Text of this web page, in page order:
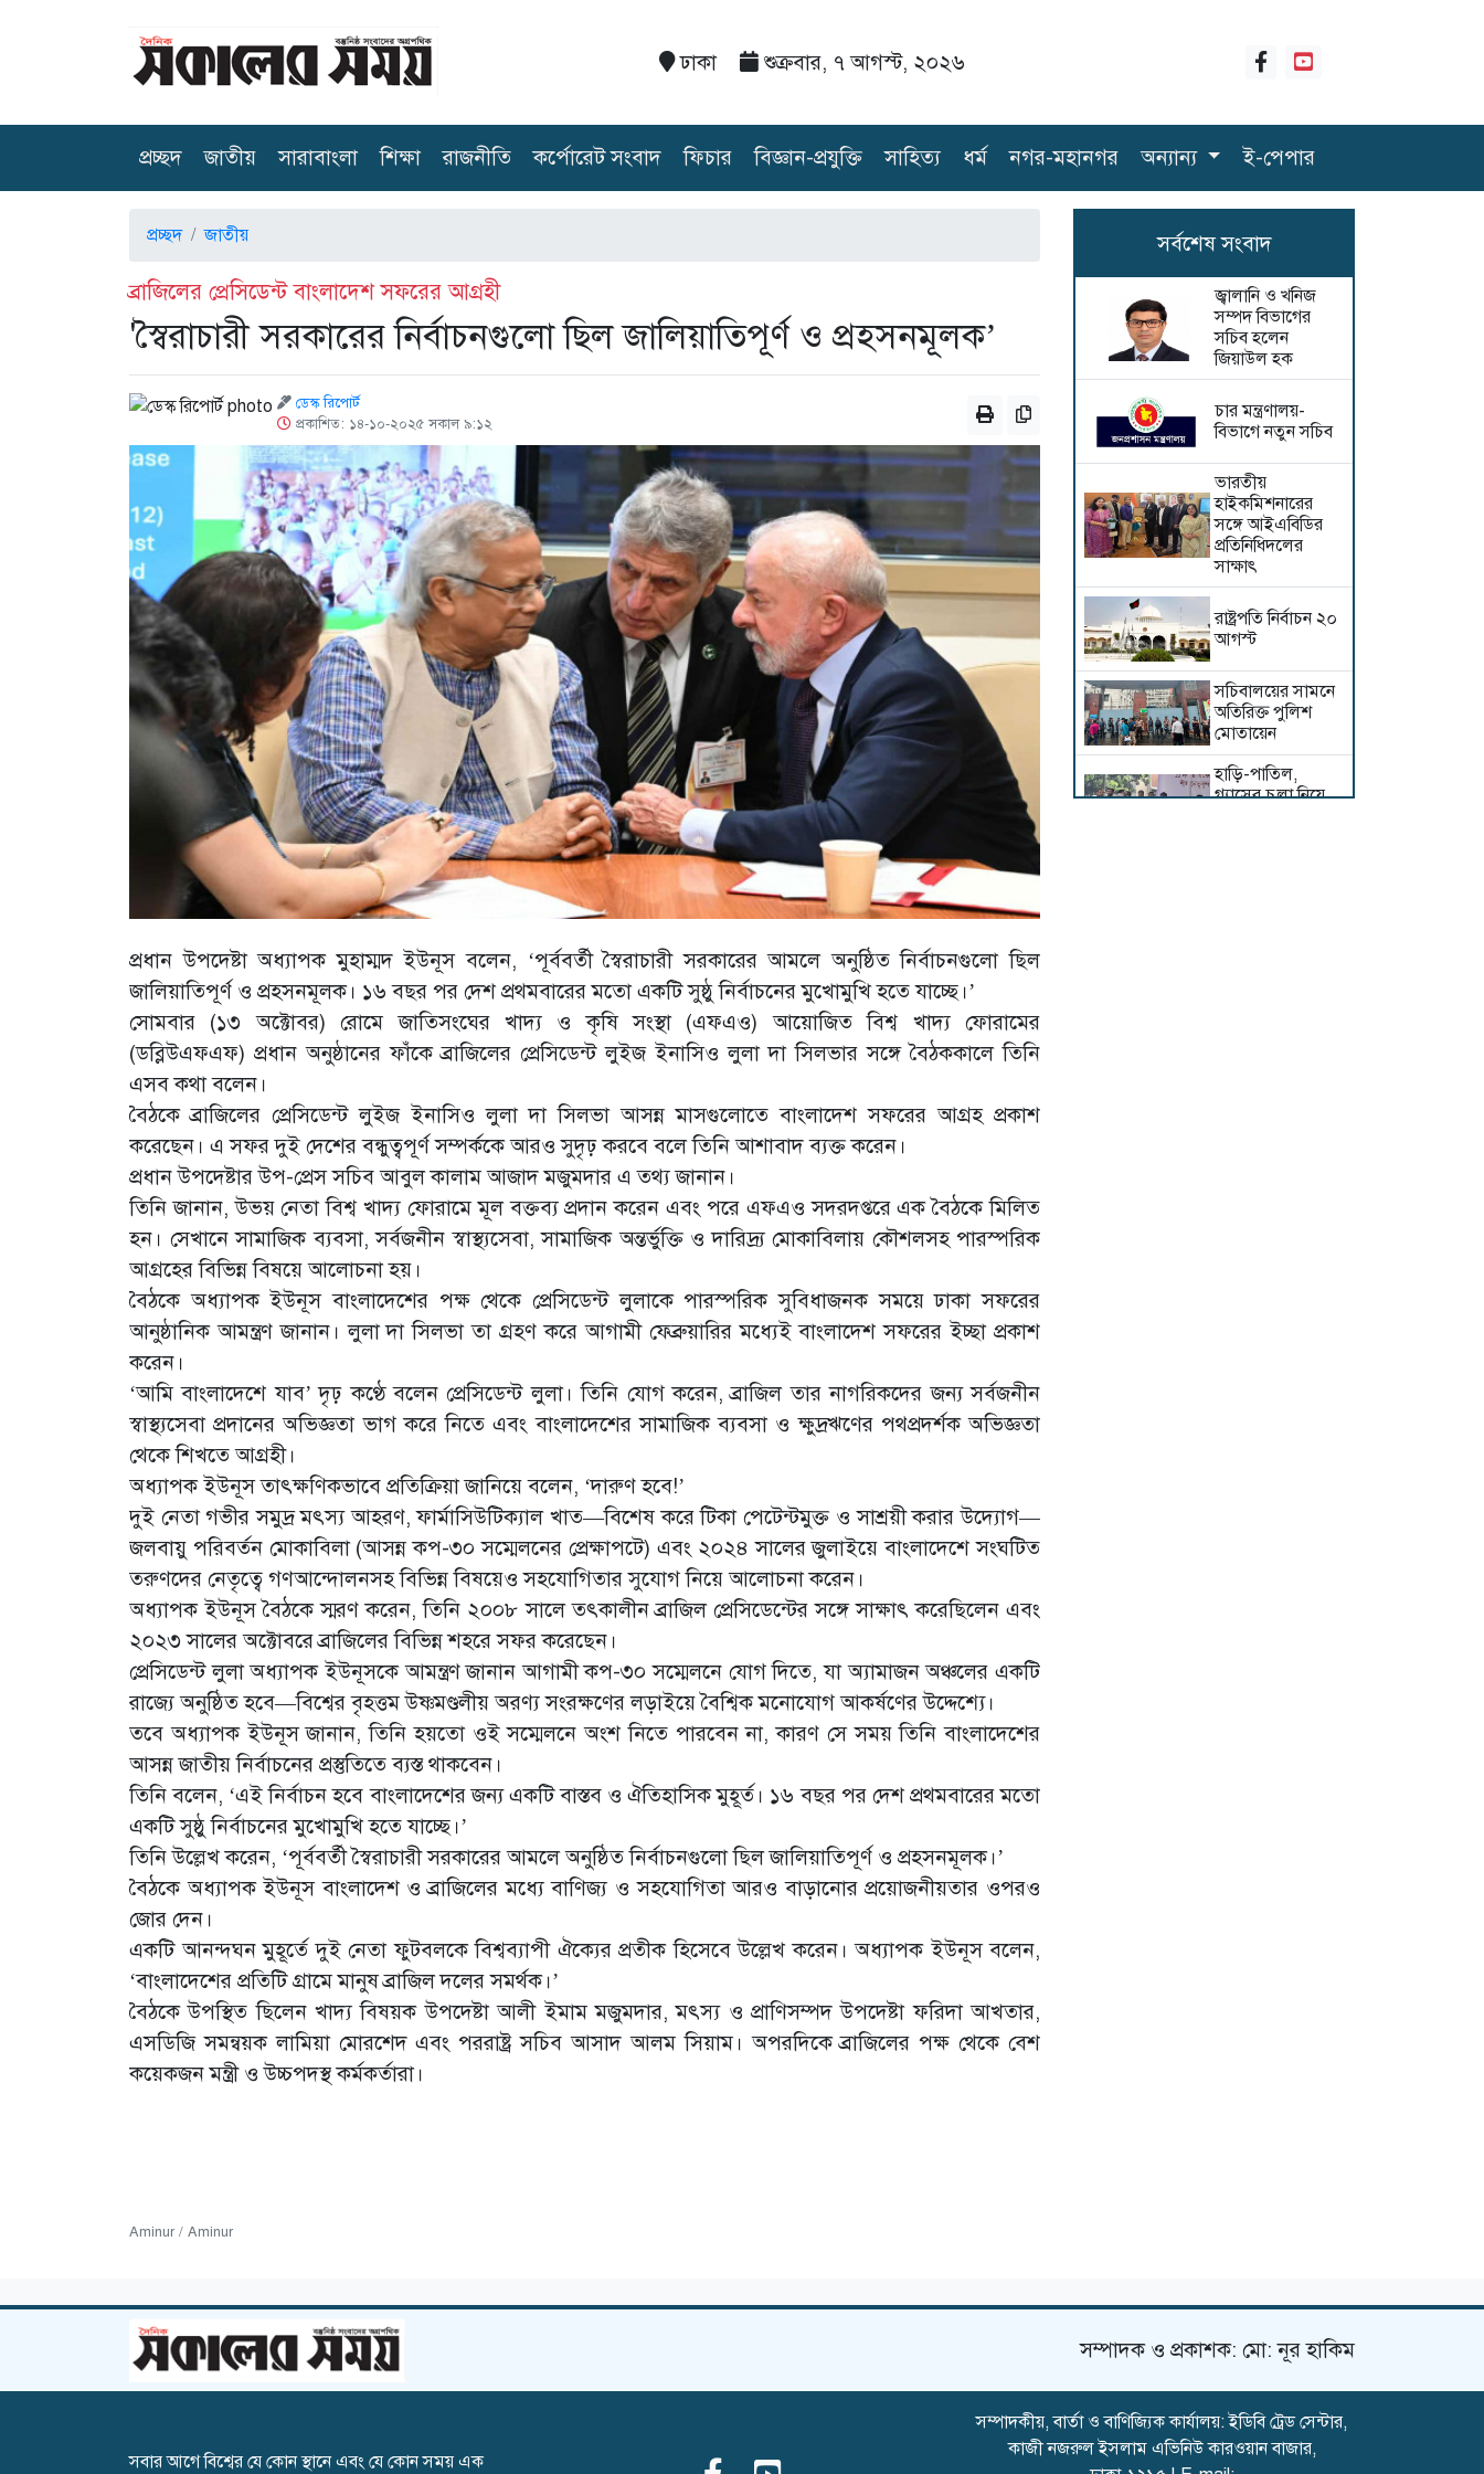
ঢাকা শুক্রবার, ৭ আগস্ট, ২০২৬
প্রচ্ছদ(current)
জাতীয় সারাবাংলা শিক্ষা রাজনীতি কর্পোরেট সংবাদ ফিচার বিজ্ঞান-প্রযুক্তি সাহিত্য ধর্ম নগর-মহানগর অন্যান্য ই-পেপার
প্রচ্ছদ জাতীয়
ব্রাজিলের প্রেসিডেন্ট বাংলাদেশ সফরের আগ্রহী
'স্বৈরাচারী সরকারের নির্বাচনগুলো ছিল জালিয়াতিপূর্ণ ও প্রহসনমূলক’
ডেস্ক রিপোর্ট
প্রকাশিত: ১৪-১০-২০২৫ সকাল ৯:১২
প্রধান উপদেষ্টা অধ্যাপক মুহাম্মদ ইউনূস বলেন, ‘পূর্ববর্তী স্বৈরাচারী সরকারের আমলে অনুষ্ঠিত নির্বাচনগুলো ছিল
জালিয়াতিপূর্ণ ও প্রহসনমূলক। ১৬ বছর পর দেশ প্রথমবারের মতো একটি সুষ্ঠু নির্বাচনের মুখোমুখি হতে যাচ্ছে।’
সোমবার (১৩ অক্টোবর) রোমে জাতিসংঘের খাদ্য ও কৃষি সংস্থা (এফএও) আয়োজিত বিশ্ব খাদ্য ফোরামের
(ডব্লিউএফএফ) প্রধান অনুষ্ঠানের ফাঁকে ব্রাজিলের প্রেসিডেন্ট লুইজ ইনাসিও লুলা দা সিলভার সঙ্গে বৈঠককালে তিনি
এসব কথা বলেন।
বৈঠকে ব্রাজিলের প্রেসিডেন্ট লুইজ ইনাসিও লুলা দা সিলভা আসন্ন মাসগুলোতে বাংলাদেশ সফরের আগ্রহ প্রকাশ
করেছেন। এ সফর দুই দেশের বন্ধুত্বপূর্ণ সম্পর্ককে আরও সুদৃঢ় করবে বলে তিনি আশাবাদ ব্যক্ত করেন।
প্রধান উপদেষ্টার উপ-প্রেস সচিব আবুল কালাম আজাদ মজুমদার এ তথ্য জানান।
তিনি জানান, উভয় নেতা বিশ্ব খাদ্য ফোরামে মূল বক্তব্য প্রদান করেন এবং পরে এফএও সদরদপ্তরে এক বৈঠকে মিলিত
হন। সেখানে সামাজিক ব্যবসা, সর্বজনীন স্বাস্থ্যসেবা, সামাজিক অন্তর্ভুক্তি ও দারিদ্র্য মোকাবিলায় কৌশলসহ পারস্পরিক
আগ্রহের বিভিন্ন বিষয়ে আলোচনা হয়।
বৈঠকে অধ্যাপক ইউনূস বাংলাদেশের পক্ষ থেকে প্রেসিডেন্ট লুলাকে পারস্পরিক সুবিধাজনক সময়ে ঢাকা সফরের
আনুষ্ঠানিক আমন্ত্রণ জানান। লুলা দা সিলভা তা গ্রহণ করে আগামী ফেব্রুয়ারির মধ্যেই বাংলাদেশ সফরের ইচ্ছা প্রকাশ
করেন।
‘আমি বাংলাদেশে যাব’ দৃঢ় কণ্ঠে বলেন প্রেসিডেন্ট লুলা। তিনি যোগ করেন, ব্রাজিল তার নাগরিকদের জন্য সর্বজনীন
স্বাস্থ্যসেবা প্রদানের অভিজ্ঞতা ভাগ করে নিতে এবং বাংলাদেশের সামাজিক ব্যবসা ও ক্ষুদ্রঋণের পথপ্রদর্শক অভিজ্ঞতা
থেকে শিখতে আগ্রহী।
অধ্যাপক ইউনূস তাৎক্ষণিকভাবে প্রতিক্রিয়া জানিয়ে বলেন, ‘দারুণ হবে!’
দুই নেতা গভীর সমুদ্র মৎস্য আহরণ, ফার্মাসিউটিক্যাল খাত—বিশেষ করে টিকা পেটেন্টমুক্ত ও সাশ্রয়ী করার উদ্যোগ—
জলবায়ু পরিবর্তন মোকাবিলা (আসন্ন কপ-৩০ সম্মেলনের প্রেক্ষাপটে) এবং ২০২৪ সালের জুলাইয়ে বাংলাদেশে সংঘটিত
তরুণদের নেতৃত্বে গণআন্দোলনসহ বিভিন্ন বিষয়েও সহযোগিতার সুযোগ নিয়ে আলোচনা করেন।
অধ্যাপক ইউনূস বৈঠকে স্মরণ করেন, তিনি ২০০৮ সালে তৎকালীন ব্রাজিল প্রেসিডেন্টের সঙ্গে সাক্ষাৎ করেছিলেন এবং
২০২৩ সালের অক্টোবরে ব্রাজিলের বিভিন্ন শহরে সফর করেছেন।
প্রেসিডেন্ট লুলা অধ্যাপক ইউনূসকে আমন্ত্রণ জানান আগামী কপ-৩০ সম্মেলনে যোগ দিতে, যা অ্যামাজন অঞ্চলের একটি
রাজ্যে অনুষ্ঠিত হবে—বিশ্বের বৃহত্তম উষ্ণমণ্ডলীয় অরণ্য সংরক্ষণের লড়াইয়ে বৈশ্বিক মনোযোগ আকর্ষণের উদ্দেশ্যে।
তবে অধ্যাপক ইউনূস জানান, তিনি হয়তো ওই সম্মেলনে অংশ নিতে পারবেন না, কারণ সে সময় তিনি বাংলাদেশের
আসন্ন জাতীয় নির্বাচনের প্রস্তুতিতে ব্যস্ত থাকবেন।
তিনি বলেন, ‘এই নির্বাচন হবে বাংলাদেশের জন্য একটি বাস্তব ও ঐতিহাসিক মুহূর্ত। ১৬ বছর পর দেশ প্রথমবারের মতো
একটি সুষ্ঠু নির্বাচনের মুখোমুখি হতে যাচ্ছে।’
তিনি উল্লেখ করেন, ‘পূর্ববর্তী স্বৈরাচারী সরকারের আমলে অনুষ্ঠিত নির্বাচনগুলো ছিল জালিয়াতিপূর্ণ ও প্রহসনমূলক।’
বৈঠকে অধ্যাপক ইউনূস বাংলাদেশ ও ব্রাজিলের মধ্যে বাণিজ্য ও সহযোগিতা আরও বাড়ানোর প্রয়োজনীয়তার ওপরও
জোর দেন।
একটি আনন্দঘন মুহূর্তে দুই নেতা ফুটবলকে বিশ্বব্যাপী ঐক্যের প্রতীক হিসেবে উল্লেখ করেন। অধ্যাপক ইউনূস বলেন,
‘বাংলাদেশের প্রতিটি গ্রামে মানুষ ব্রাজিল দলের সমর্থক।’
বৈঠকে উপস্থিত ছিলেন খাদ্য বিষয়ক উপদেষ্টা আলী ইমাম মজুমদার, মৎস্য ও প্রাণিসম্পদ উপদেষ্টা ফরিদা আখতার,
এসডিজি সমন্বয়ক লামিয়া মোরশেদ এবং পররাষ্ট্র সচিব আসাদ আলম সিয়াম। অপরদিকে ব্রাজিলের পক্ষ থেকে বেশ
কয়েকজন মন্ত্রী ও উচ্চপদস্থ কর্মকর্তারা।
Aminur / Aminur
সর্বশেষ সংবাদ
জ্বালানি ও খনিজ
সম্পদ বিভাগের
সচিব হলেন
জিয়াউল হক
চার মন্ত্রণালয়-
বিভাগে নতুন সচিব
ভারতীয়
হাইক‌মিশনা‌রের
স‌ঙ্গে আইএবিডির
প্রতি‌নি‌ধিদ‌লের
সাক্ষাৎ
রাষ্ট্রপতি নির্বাচন ২০
আগস্ট
সচিবালয়ের সামনে
অতিরিক্ত পুলিশ
মোতায়েন
হাড়ি-পাতিল,
গ্যাসের চুলা নিয়ে
সম্পাদক ও প্রকাশক: মো: নূর হাকিম
সবার আগে বিশ্বের যে কোন স্থানে এবং যে কোন সময় এক
সম্পাদকীয়, বার্তা ও বাণিজ্যিক কার্যালয়: ইডিবি ট্রেড সেন্টার,
কাজী নজরুল ইসলাম এভিনিউ কারওয়ান বাজার,